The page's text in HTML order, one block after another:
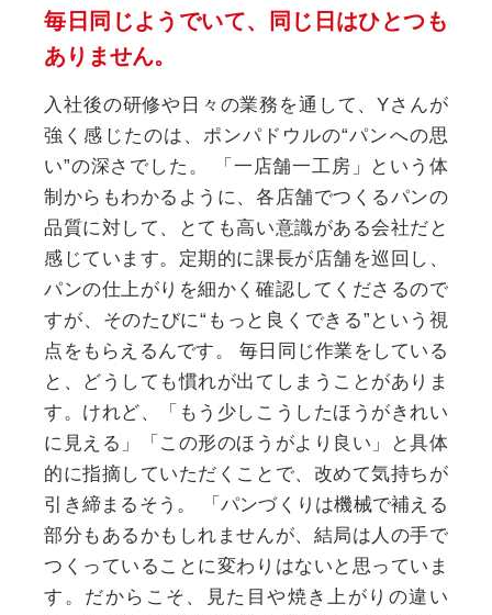
毎日同じようでいて、
同じ日はひとつも
ありません。
入社後の研修や日々の業務を通して、Yさんが
強く感じたのは、ポンパドウルの“パンへの思
い”の深さでした。
「一店舗一工房」という体
制からもわかるように、各店舗でつくるパンの
品質に対して、とても高い意識がある会社だと
感じています。定期的に課長が店舗を巡回し、
パンの仕上がりを細かく確認してくださるので
すが、そのたびに“もっと良くできる”という視
点をもらえるんです。
毎日同じ作業をしている
と、どうしても慣れが出てしまうことがありま
す。けれど、「もう少しこうしたほうがきれい
に見える」「この形のほうがより良い」と具体
的に指摘していただくことで、改めて気持ちが
引き締まるそう。
「パンづくりは機械で補える
部分もあるかもしれませんが、結局は人の手で
つくっていることに変わりはないと思っていま
す。だからこそ、見た目や焼き上がりの違い